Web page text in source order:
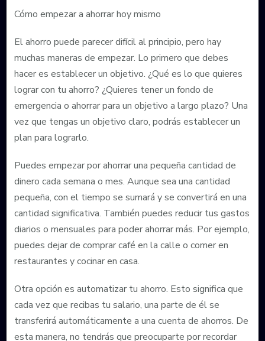
Cómo empezar a ahorrar hoy mismo
El ahorro puede parecer difícil al principio, pero hay
muchas maneras de empezar. Lo primero que debes
hacer es establecer un objetivo. ¿Qué es lo que quieres
lograr con tu ahorro? ¿Quieres tener un fondo de
emergencia o ahorrar para un objetivo a largo plazo? Una
vez que tengas un objetivo claro, podrás establecer un
plan para lograrlo.
Puedes empezar por ahorrar una pequeña cantidad de
dinero cada semana o mes. Aunque sea una cantidad
pequeña, con el tiempo se sumará y se convertirá en una
cantidad significativa. También puedes reducir tus gastos
diarios o mensuales para poder ahorrar más. Por ejemplo,
puedes dejar de comprar café en la calle o comer en
restaurantes y cocinar en casa.
Otra opción es automatizar tu ahorro. Esto significa que
cada vez que recibas tu salario, una parte de él se
transferirá automáticamente a una cuenta de ahorros. De
esta manera, no tendrás que preocuparte por recordar